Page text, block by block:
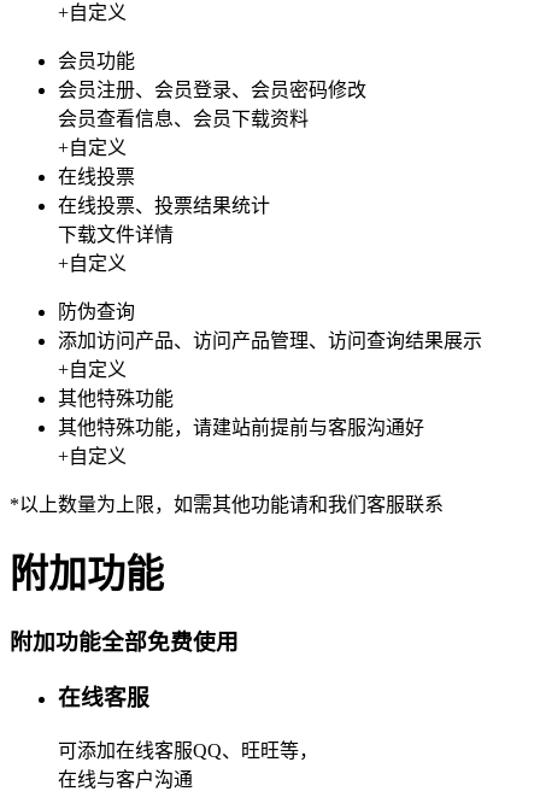
+自定义
会员功能
会员注册、会员登录、会员密码修改
会员查看信息、会员下载资料
+自定义
在线投票
在线投票、投票结果统计
下载文件详情
+自定义
防伪查询
添加访问产品、访问产品管理、访问查询结果展示
+自定义
其他特殊功能
其他特殊功能，请建站前提前与客服沟通好
+自定义
*以上数量为上限，如需其他功能请和我们客服联系
附加功能
附加功能全部免费使用
在线客服
可添加在线客服QQ、旺旺等，
在线与客户沟通